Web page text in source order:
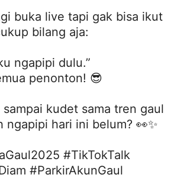
buka live tapi gak bisa ikut
bilang aja:
ngapipi dulu.”
penonton! 😎
kudet sama tren gaul
ngapipi hari ini belum? 👀✨
#TikTokTalk
#ParkirAkunGaul